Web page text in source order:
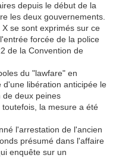
depuis le début de la
les deux gouvernements.
se sont exprimés sur ce
forcée de la police
de la Convention de
du "lawfare" en
d'une libération anticipée le
de deux peines
la mesure a été
l'arrestation de l'ancien
présumé dans l'affaire
enquête sur un